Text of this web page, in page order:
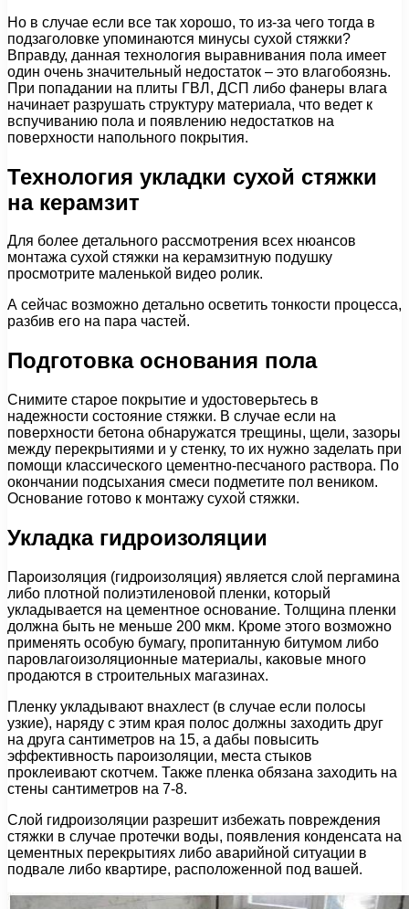
Но в случае если все так хорошо, то из-за чего тогда в
подзаголовке упоминаются минусы сухой стяжки?
Вправду, данная технология выравнивания пола имеет
один очень значительный недостаток – это влагобоязнь.
При попадании на плиты ГВЛ, ДСП либо фанеры влага
начинает разрушать структуру материала, что ведет к
вспучиванию пола и появлению недостатков на
поверхности напольного покрытия.
Технология укладки сухой стяжки
на керамзит
Для более детального рассмотрения всех нюансов
монтажа сухой стяжки на керамзитную подушку
просмотрите маленькой видео ролик.
А сейчас возможно детально осветить тонкости процесса,
разбив его на пара частей.
Подготовка основания пола
Снимите старое покрытие и удостоверьтесь в
надежности состояние стяжки. В случае если на
поверхности бетона обнаружатся трещины, щели, зазоры
между перекрытиями и у стенку, то их нужно заделать при
помощи классического цементно-песчаного раствора. По
окончании подсыхания смеси подметите пол веником.
Основание готово к монтажу сухой стяжки.
Укладка гидроизоляции
Пароизоляция (гидроизоляция) является слой пергамина
либо плотной полиэтиленовой пленки, который
укладывается на цементное основание. Толщина пленки
должна быть не меньше 200 мкм. Кроме этого возможно
применять особую бумагу, пропитанную битумом либо
паровлагоизоляционные материалы, каковые много
продаются в строительных магазинах.
Пленку укладывают внахлест (в случае если полосы
узкие), наряду с этим края полос должны заходить друг
на друга сантиметров на 15, а дабы повысить
эффективность пароизоляции, места стыков
проклеивают скотчем. Также пленка обязана заходить на
стены сантиметров на 7-8.
Слой гидроизоляции разрешит избежать повреждения
стяжки в случае протечки воды, появления конденсата на
цементных перекрытиях либо аварийной ситуации в
подвале либо квартире, расположенной под вашей.